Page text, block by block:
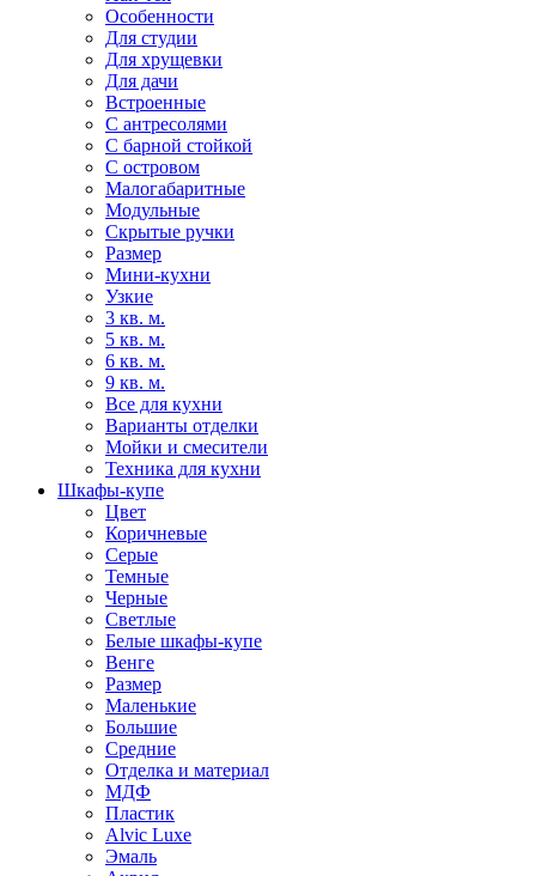
Особенности
Для студии
Для хрущевки
Для дачи
Встроенные
С антресолями
С барной стойкой
С островом
Малогабаритные
Модульные
Скрытые ручки
Размер
Мини-кухни
Узкие
3 кв. м.
5 кв. м.
6 кв. м.
9 кв. м.
Все для кухни
Варианты отделки
Мойки и смесители
Техника для кухни
Шкафы-купе
Цвет
Коричневые
Серые
Темные
Черные
Светлые
Белые шкафы-купе
Венге
Размер
Маленькие
Большие
Средние
Отделка и материал
МДФ
Пластик
Alvic Luxe
Эмаль